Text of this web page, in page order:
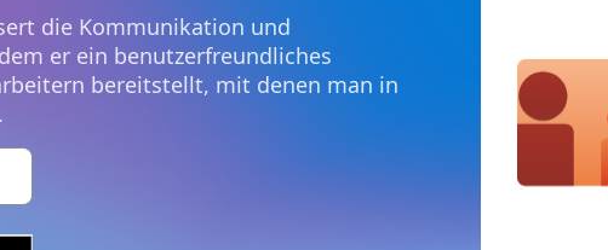
die Kommunikation und
er ein benutzerfreundliches
bereitstellt, mit denen man in